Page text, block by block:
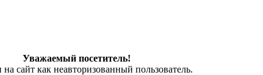
Уважаемый посетитель!
сайт как неавторизованный пользователь.